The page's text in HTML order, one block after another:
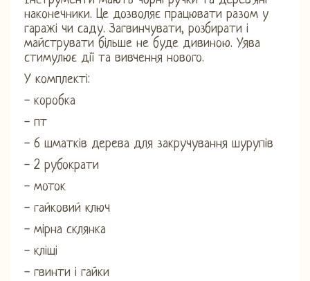
наконечники. Це дозволяє працювати разом у
гаражі чи саду. Загвинчувати, розбирати і
майструвати більше не буде дивиною. Уява
стимулює дії та вивчення нового.
У комплекті:
- коробка
- пт
- 6 шматків дерева для закручування шурупів
- 2 рубократи
- моток
- гайковий ключ
- мірна склянка
- кліщі
- гвинти і гайки